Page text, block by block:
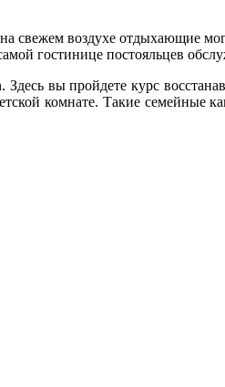
свежем воздухе отдыхающие
го­стинице постояльцев
Здесь вы пройдете курс
комнате. Такие семейные